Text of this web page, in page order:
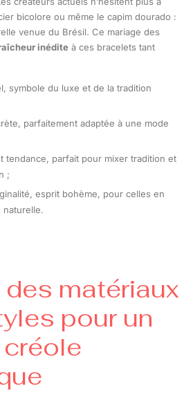
bicolore ou même le capim dourado :
venue du Brésil. Ce mariage des
inédite à ces bracelets tant
symbole du luxe et de la tradition
parfaitement adaptée à une mode
tendance, parfait pour mixer tradition et
;
esprit bohème, pour celles en
naturelle.
matériaux
pour un